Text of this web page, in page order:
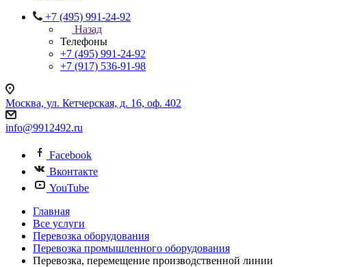
+7 (495) 991-24-92
Назад
Телефоны
+7 (495) 991-24-92
+7 (917) 536-91-98
Москва, ул. Кетчерская, д. 16, оф. 402
info@9912492.ru
Facebook
Вконтакте
YouTube
Главная
Все услуги
Перевозка оборудования
Перевозка промышленного оборудования
Перевозка, перемещение производственной линии